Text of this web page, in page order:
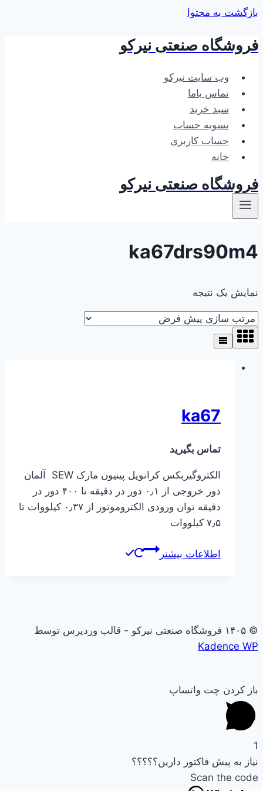
بازگشت به محتوا
فروشگاه صنعتی نیرکو
وب سایت نیرکو
تماس باما
سبد خرید
تسویه حساب
حساب کاربری
خانه
فروشگاه صنعتی نیرکو
ka67drs90m4
نمایش یک نتیجه
ka67
تماس بگیرید
الکتروگیربکس کرانویل پینیون مارک SEW آلمان
دور خروجی از ۰٫۱ دور در دقیقه تا ۴۰۰ دور در
دقیقه توان ورودی الکتروموتور از ۰٫۳۷ کیلووات تا
۷٫۵ کیلووات
اطلاعات بیشتر
© ۱۴۰۵ فروشگاه صنعتی نیرکو - قالب وردپرس توسط
Kadence WP
باز کردن چت واتساپ
1
نیاز به پیش فاکتور دارین؟؟؟؟؟
Scan the code